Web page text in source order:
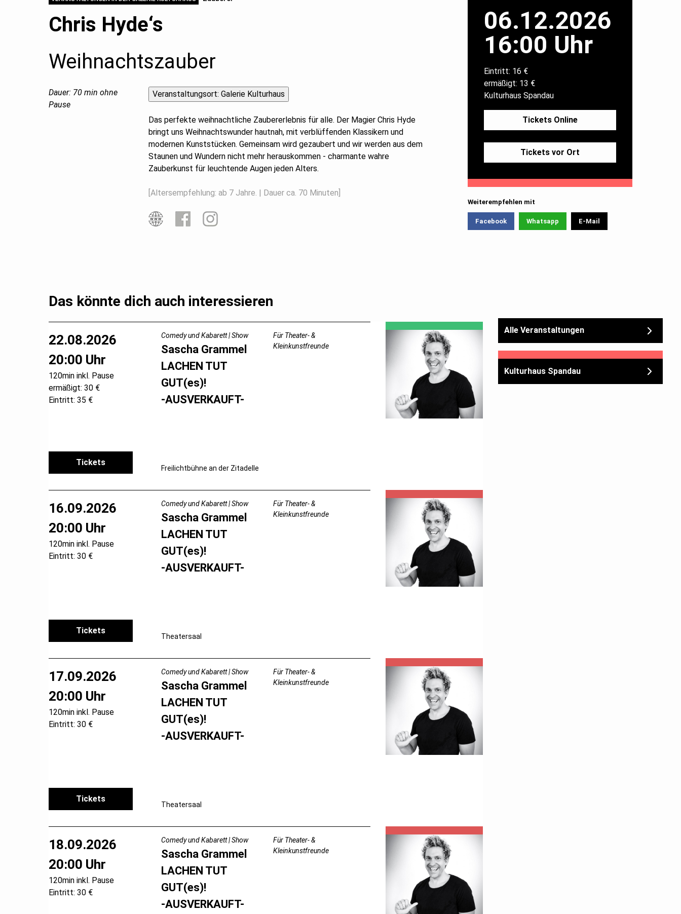
Chris Hyde‘s
Weihnachtszauber
Dauer: 70 min ohne
Pause
Das perfekte weihnachtliche Zaubererlebnis für alle. Der Magier Chris Hyde
bringt uns Weihnachtswunder hautnah, mit verblüffenden Klassikern und
modernen Kunststücken. Gemeinsam wird gezaubert und wir werden aus dem
Staunen und Wundern nicht mehr herauskommen - charmante wahre
Zauberkunst für leuchtende Augen jeden Alters.
[Altersempfehlung: ab 7 Jahre. | Dauer ca. 70 Minuten]
06.12.2026
16:00 Uhr
Eintritt: 16 €
ermäßigt: 13 €
Kulturhaus Spandau
Tickets Online
Tickets vor Ort
Weiterempfehlen mit
Facebook Whatsapp E-Mail
Das könnte dich auch interessieren
22.08.2026
20:00 Uhr
120min inkl. Pause
ermäßigt: 30 €
Eintritt: 35 €
Tickets
Comedy und Kabarett | Show
Sascha Grammel
LACHEN TUT
GUT(es)!
-AUSVERKAUFT-
Freilichtbühne an der Zitadelle
Für Theater- &
Kleinkunstfreunde
16.09.2026
20:00 Uhr
120min inkl. Pause
Eintritt: 30 €
Tickets
Comedy und Kabarett | Show
Sascha Grammel
LACHEN TUT
GUT(es)!
-AUSVERKAUFT-
Theatersaal
Für Theater- &
Kleinkunstfreunde
17.09.2026
20:00 Uhr
120min inkl. Pause
Eintritt: 30 €
Tickets
Comedy und Kabarett | Show
Sascha Grammel
LACHEN TUT
GUT(es)!
-AUSVERKAUFT-
Theatersaal
Für Theater- &
Kleinkunstfreunde
18.09.2026
20:00 Uhr
120min inkl. Pause
Eintritt: 30 €
Comedy und Kabarett | Show
Sascha Grammel
LACHEN TUT
GUT(es)!
-AUSVERKAUFT-
Für Theater- &
Kleinkunstfreunde
Alle Veranstaltungen
Kulturhaus Spandau